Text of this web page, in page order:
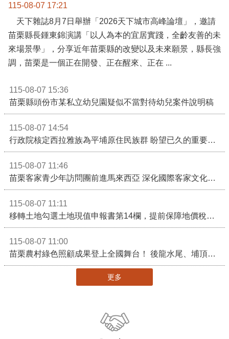
115-08-07 17:21
天下雜誌8月7日舉辦「2026天下城市高峰論壇」，邀請
苗栗縣長鍾東錦演講「以人為本的宜居實踐，全齡友善的未
來場景學」，分享近年苗栗縣的改變以及未來願景，縣長強
調，苗栗是一個正在開發、正在醒來、正在 ...
115-08-07 15:36
苗栗縣頭份市某私立幼兒園疑似不當對待幼兒案件說明稿
115-08-07 14:54
行政院核定西拉雅族為平埔原住民族群 盼望已久的重要時刻到來！8月13日起受理民族成員名冊登記
115-08-07 11:46
苗栗客家青少年訪問團前進馬來西亞 深化國際客家文化交流
115-08-07 11:11
移轉土地勾選土地現值申報書第14欄，提前保障地價稅節稅權益
115-08-07 11:00
苗栗農村綠色照顧成果登上全國舞台！ 後龍水尾、埔頂社區前進2026高齡健康產業博覽會
更多